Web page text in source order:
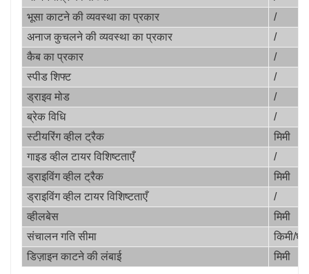
भूसा काटने की व्यवस्था का प्रकार
/
अनाज कुचलने की व्यवस्था का प्रकार
/
कैब का प्रकार
/
स्पीड शिफ्ट
/
ड्राइव मोड
/
ब्रेक विधि
/
स्टीयरिंग व्हील ट्रैक
मिमी
गाइड व्हील टायर विशिष्टताएँ
/
ड्राइविंग व्हील ट्रैक
मिमी
ड्राइविंग व्हील टायर विशिष्टताएँ
/
व्हीलबेस
मिमी
संचालन गति सीमा
किमी/
डिज़ाइन काटने की लंबाई
मिमी